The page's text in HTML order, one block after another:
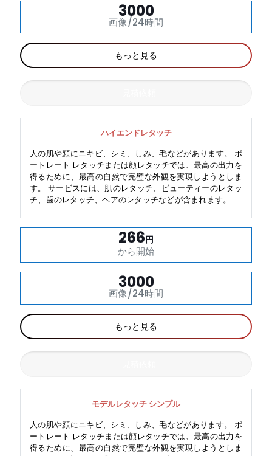
3000
画像/24時間
もっと見る
ハイエンドレタッチ
人の肌や顔にニキビ、シミ、しみ、毛などがあります。 ポ
ートレート レタッチまたは顔レタッチでは、最高の出力を
得るために、最高の自然で完璧な外観を実現しようとしま
す。 サービスには、肌のレタッチ、ビューティーのレタッ
チ、歯のレタッチ、ヘアのレタッチなどが含まれます。
266円
から開始
3000
画像/24時間
もっと見る
モデルレタッチ シンプル
人の肌や顔にニキビ、シミ、しみ、毛などがあります。 ポ
ートレート レタッチまたは顔レタッチでは、最高の出力を
得るために、最高の自然で完璧な外観を実現しようとしま